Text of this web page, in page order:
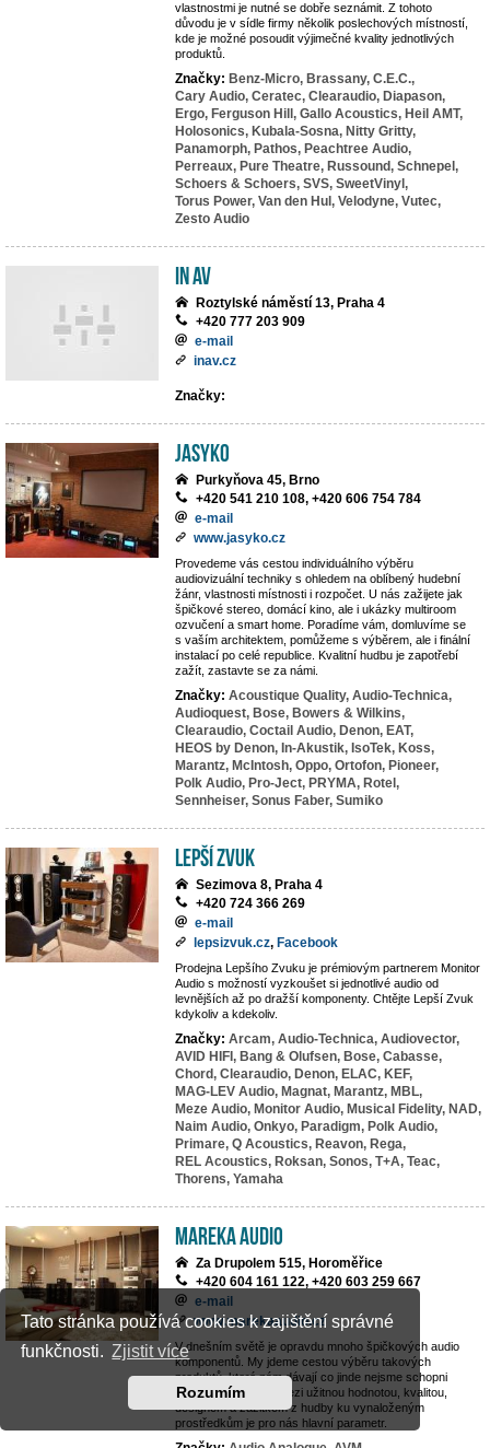
Tato stránka používá cookies k zajištění správné
funkčnosti. Zjistit více
Rozumím
vlastnostmi je nutné se dobře seznámit. Z tohoto
důvodu je v sídle firmy několik poslechových místností,
kde je možné posoudit výjimečné kvality jednotlivých
produktů.
Značky: Benz-Micro, Brassany, C.E.C.,
Cary Audio, Ceratec, Clearaudio, Diapason,
Ergo, Ferguson Hill, Gallo Acoustics, Heil AMT,
Holosonics, Kubala-Sosna, Nitty Gritty,
Panamorph, Pathos, Peachtree Audio,
Perreaux, Pure Theatre, Russound, Schnepel,
Schoers & Schoers, SVS, SweetVinyl,
Torus Power, Van den Hul, Velodyne, Vutec,
Zesto Audio
IN AV
Roztylské náměstí 13, Praha 4
+420 777 203 909
e-mail
inav.cz
Značky:
JASYKO
Purkyňova 45, Brno
+420 541 210 108, +420 606 754 784
e-mail
www.jasyko.cz
Provedeme vás cestou individuálního výběru
audiovizuální techniky s ohledem na oblíbený hudební
žánr, vlastnosti místnosti i rozpočet. U nás zažijete jak
špičkové stereo, domácí kino, ale i ukázky multiroom
ozvučení a smart home. Poradíme vám, domluvíme se
s vaším architektem, pomůžeme s výběrem, ale i finální
instalací po celé republice. Kvalitní hudbu je zapotřebí
zažít, zastavte se za námi.
Značky: Acoustique Quality, Audio-Technica,
Audioquest, Bose, Bowers & Wilkins,
Clearaudio, Coctail Audio, Denon, EAT,
HEOS by Denon, In-Akustik, IsoTek, Koss,
Marantz, McIntosh, Oppo, Ortofon, Pioneer,
Polk Audio, Pro-Ject, PRYMA, Rotel,
Sennheiser, Sonus Faber, Sumiko
LEPŠÍ ZVUK
Sezimova 8, Praha 4
+420 724 366 269
e-mail
lepsizvuk.cz, Facebook
Prodejna Lepšího Zvuku je prémiovým partnerem Monitor
Audio s možností vyzkoušet si jednotlivé audio od
levnějších až po dražší komponenty. Chtějte Lepší Zvuk
kdykoliv a kdekoliv.
Značky: Arcam, Audio-Technica, Audiovector,
AVID HIFI, Bang & Olufsen, Bose, Cabasse,
Chord, Clearaudio, Denon, ELAC, KEF,
MAG-LEV Audio, Magnat, Marantz, MBL,
Meze Audio, Monitor Audio, Musical Fidelity, NAD,
Naim Audio, Onkyo, Paradigm, Polk Audio,
Primare, Q Acoustics, Reavon, Rega,
REL Acoustics, Roksan, Sonos, T+A, Teac,
Thorens, Yamaha
MAREKA AUDIO
Za Drupolem 515, Horoměřice
+420 604 161 122, +420 603 259 667
e-mail
www.marekaaudio.cz
V dnešním světě je opravdu mnoho špičkových audio
komponentů. My jdeme cestou výběru takových
produktů, které nám dávají co jinde nejsme schopni
nalézt. Rovnováha mezi užitnou hodnotou, kvalitou,
designem a zážitkem z hudby ku vynaloženým
prostředkům je pro nás hlavní parametr.